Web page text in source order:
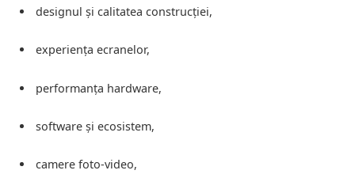
designul și calitatea construcției,
experiența ecranelor,
performanța hardware,
software și ecosistem,
camere foto-video,